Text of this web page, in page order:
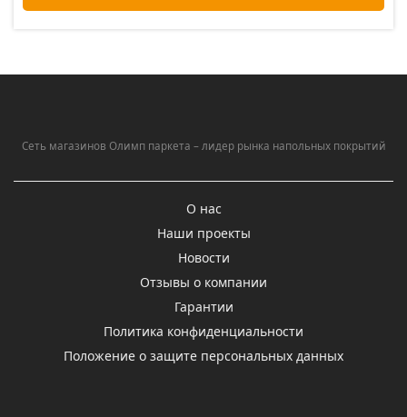
Сеть магазинов Олимп паркета – лидер рынка напольных покрытий
О нас
Наши проекты
Новости
Отзывы о компании
Гарантии
Политика конфиденциальности
Положение о защите персональных данных